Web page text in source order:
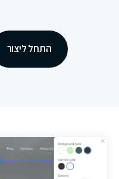
התחל ליצור